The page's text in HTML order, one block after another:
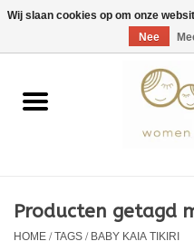
EUR/GBP/USD
Home
Kids
Producten getagd
HOME/TAGS/BABY KAIA TIKIRI
Wij slaan cookies op om onze
Nee